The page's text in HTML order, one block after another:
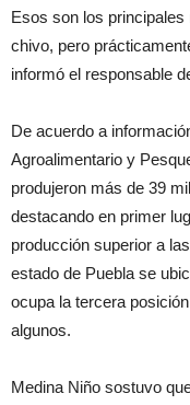
Esos son los
chivo, pero
informó el responsable
De acuerdo a
Agroalimentario y
produjeron más de 39
destacando en primer
producción superior a
estado de Puebla se
ocupa la tercera
algunos.
Medina Niño sostuvo